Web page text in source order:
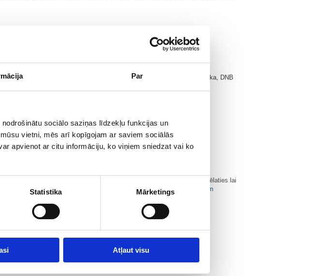
Par
sociālo saziņas līdzekļu funkcijas un
vietni, mēs arī kopīgojam ar saviem sociālās
apvienot ar citu informāciju, ko viņiem sniedzat vai ko
Statistika Mārketings
Atļaut visu
(ātrie maksājumi- banklink, Swedbank, SEB banka, Nordea banka, DNB
Latvia birojā, Rīgā Kr. Valdemāra ielā 123
e-pasta adresi
uz pasūtījumā norādīto pasta adresi
apdrošinātājs var piemērot atlaidi Jūsu OCTA apdrošināšanai. Ja vēlaties lai
OCTA apdrošināšanai,
sazinieties ar mūsu apdrošināšanas speciālistiem